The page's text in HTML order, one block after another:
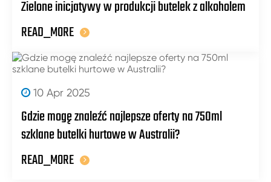
Zielone inicjatywy w produkcji butelek z alkoholem
READ_MORE
10 Apr 2025
Gdzie mogę znaleźć najlepsze oferty na 750ml
szklane butelki hurtowe w Australii?
READ_MORE